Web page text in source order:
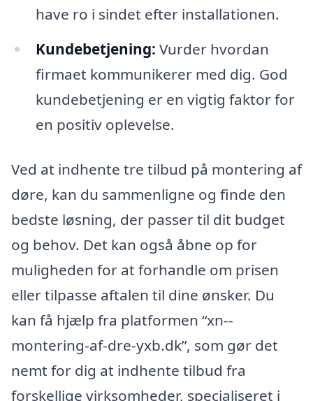
have ro i sindet efter installationen.
Kundebetjening: Vurder hvordan
firmaet kommunikerer med dig. God
kundebetjening er en vigtig faktor for
en positiv oplevelse.
Ved at indhente tre tilbud på montering af
døre, kan du sammenligne og finde den
bedste løsning, der passer til dit budget
og behov. Det kan også åbne op for
muligheden for at forhandle om prisen
eller tilpasse aftalen til dine ønsker. Du
kan få hjælp fra platformen “xn--
montering-af-dre-yxb.dk”, som gør det
nemt for dig at indhente tilbud fra
forskellige virksomheder, specialiseret i